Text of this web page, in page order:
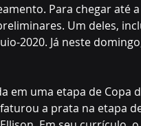
Para chegar até
Um deles,
2020. Já neste
em uma etapa de
a prata na etapa